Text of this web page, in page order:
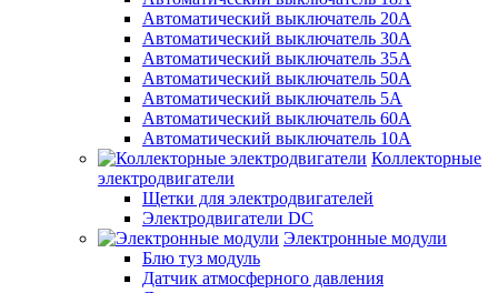
Автоматический выключатель 20А
Автоматический выключатель 30А
Автоматический выключатель 35А
Автоматический выключатель 50А
Автоматический выключатель 5А
Автоматический выключатель 60А
Автоматический выключатель 10А
Коллекторные
электродвигатели
Щетки для электродвигателей
Электродвигатели DC
Электронные модули
Блю туз модуль
Датчик атмосферного давления